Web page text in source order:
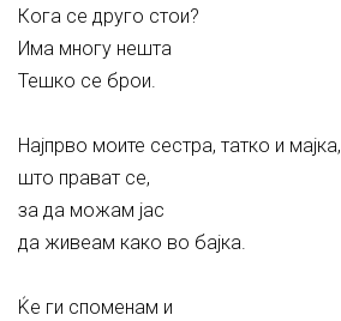
Кога се друго стои?
Има многу нешта
Тешко се брои.
Најпрво моите сестра, татко и мајка,
што прават се,
за да можам јас
да живеам како во бајка.
Ќе ги споменам и